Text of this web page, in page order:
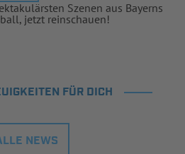
Szenen aus Bayerns
jetzt reinschauen!
FÜR DICH
NEWS